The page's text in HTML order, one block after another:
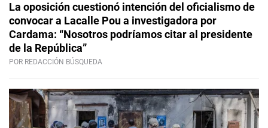
La oposición cuestionó intención del oficialismo de
convocar a Lacalle Pou a investigadora por
Cardama: “Nosotros podríamos citar al presidente
de la República”
POR REDACCIÓN BÚSQUEDA